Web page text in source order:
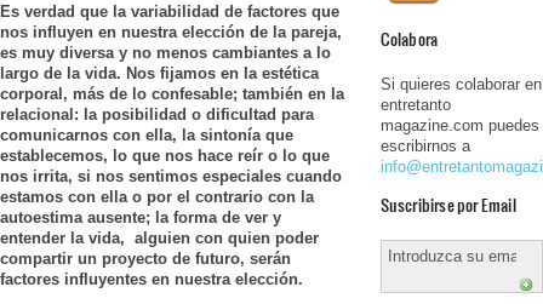
Es verdad que la variabilidad de factores que
nos influyen en nuestra elección de la pareja,
es muy diversa y no menos cambiantes a lo
largo de la vida. Nos fijamos en la estética
corporal, más de lo confesable; también en la
relacional: la posibilidad o dificultad para
comunicarnos con ella, la sintonía que
establecemos, lo que nos hace reír o lo que
nos irrita, si nos sentimos especiales cuando
estamos con ella o por el contrario con la
autoestima ausente; la forma de ver y
entender la vida, alguien con quien poder
compartir un proyecto de futuro, serán
factores influyentes en nuestra elección.
Colabora
Si quieres colaborar en
entretanto
magazine.com puedes
escribirnos a
Suscribirse por Email